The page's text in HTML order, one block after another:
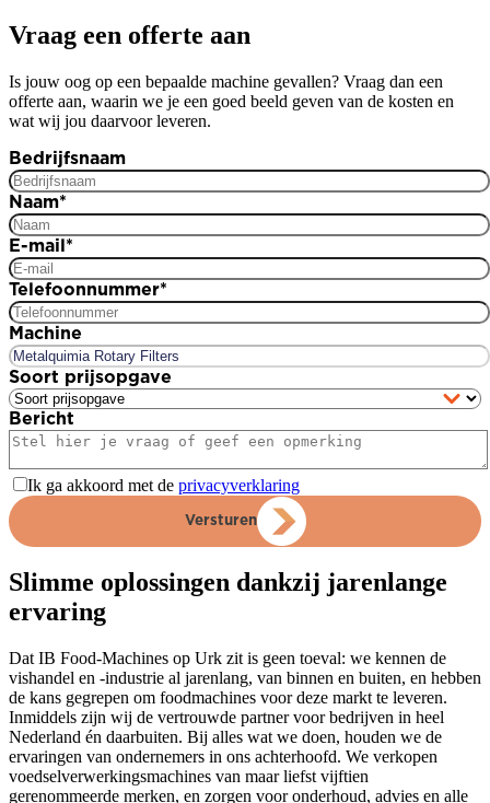
Vraag een offerte aan
Is jouw oog op een bepaalde machine gevallen? Vraag dan een
offerte aan, waarin we je een goed beeld geven van de kosten en
wat wij jou daarvoor leveren.
Bedrijfsnaam
Naam*
E-mail*
Telefoonnummer*
Machine
Soort prijsopgave
Bericht
Ik ga akkoord met de privacyverklaring
Versturen
Slimme oplossingen dankzij jarenlange
ervaring
Dat IB Food-Machines op Urk zit is geen toeval: we kennen de
vishandel en -industrie al jarenlang, van binnen en buiten, en hebben
de kans gegrepen om foodmachines voor deze markt te leveren.
Inmiddels zijn wij de vertrouwde partner voor bedrijven in heel
Nederland én daarbuiten. Bij alles wat we doen, houden we de
ervaringen van ondernemers in ons achterhoofd. We verkopen
voedselverwerkingsmachines van maar liefst vijftien
gerenommeerde merken, en zorgen voor onderhoud, advies en alle